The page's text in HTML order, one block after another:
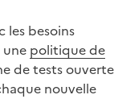
les besoins
une politique de
de tests ouverte
nouvelle